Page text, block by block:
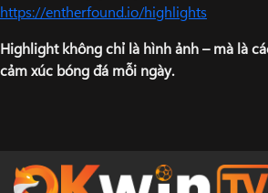
https://entherfound.io/highlights
Highlight không chỉ là hình ảnh – mà là
cảm xúc bóng đá mỗi ngày.